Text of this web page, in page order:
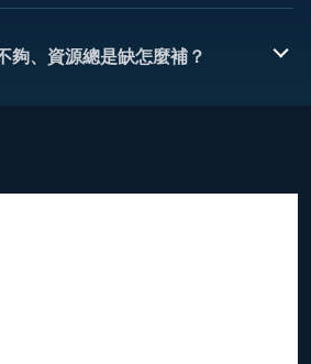
夠、資源總是缺怎麼補？